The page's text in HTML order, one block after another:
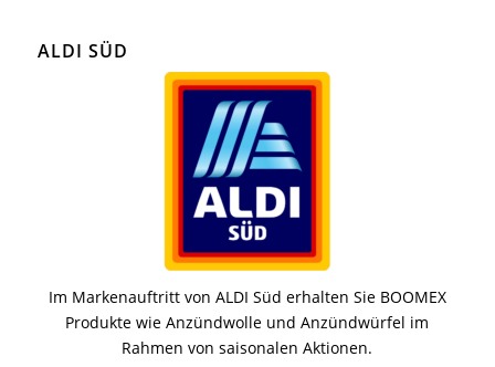
ALDI SÜD
Im Markenauftritt von ALDI Süd erhalten Sie BOOMEX
Produkte wie Anzündwolle und Anzündwürfel im
Rahmen von saisonalen Aktionen.